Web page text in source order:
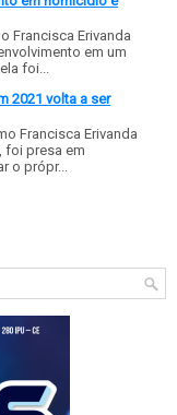
Francisca Erivanda
em um
foi...
2021 volta a ser
Francisca Erivanda
foi presa em
o própr...